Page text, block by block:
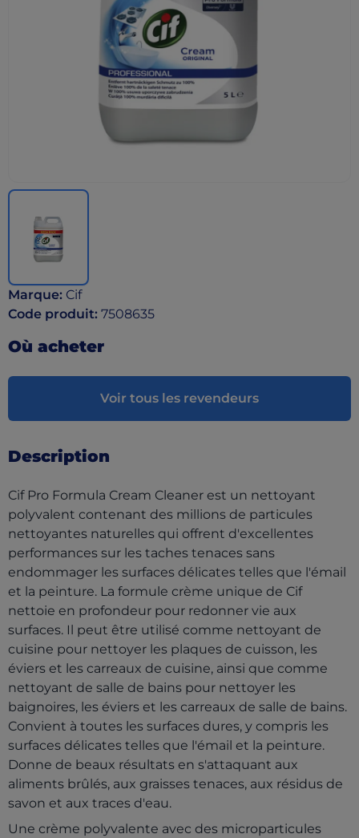
Marque: Cif
Code produit: 7508635
Où acheter
Voir tous les revendeurs
Description
Cif Pro Formula Cream Cleaner est un nettoyant
polyvalent contenant des millions de particules
nettoyantes naturelles qui offrent d'excellentes
performances sur les taches tenaces sans
endommager les surfaces délicates telles que l'émail
et la peinture. La formule crème unique de Cif
nettoie en profondeur pour redonner vie aux
surfaces. Il peut être utilisé comme nettoyant de
cuisine pour nettoyer les plaques de cuisson, les
éviers et les carreaux de cuisine, ainsi que comme
nettoyant de salle de bains pour nettoyer les
baignoires, les éviers et les carreaux de salle de bains.
Convient à toutes les surfaces dures, y compris les
surfaces délicates telles que l'émail et la peinture.
Donne de beaux résultats en s'attaquant aux
aliments brûlés, aux graisses tenaces, aux résidus de
savon et aux traces d'eau.
Une crème polyvalente avec des microparticules